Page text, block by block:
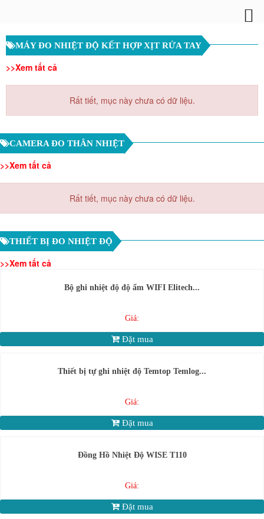
MÁY ĐO NHIỆT ĐỘ KẾT HỢP XỊT RỬA TAY
>>Xem tất cả
Rất tiết, mục này chưa có dữ liệu.
CAMERA ĐO THÂN NHIỆT
>>Xem tất cả
Rất tiết, mục này chưa có dữ liệu.
THIẾT BỊ ĐO NHIỆT ĐỘ
>>Xem tất cả
Bộ ghi nhiệt độ độ ẩm WIFI Elitech...
Giá:
Đặt mua
Thiết bị tự ghi nhiệt độ Temtop Temlog...
Giá:
Đặt mua
Đồng Hồ Nhiệt Độ WISE T110
Giá:
Đặt mua